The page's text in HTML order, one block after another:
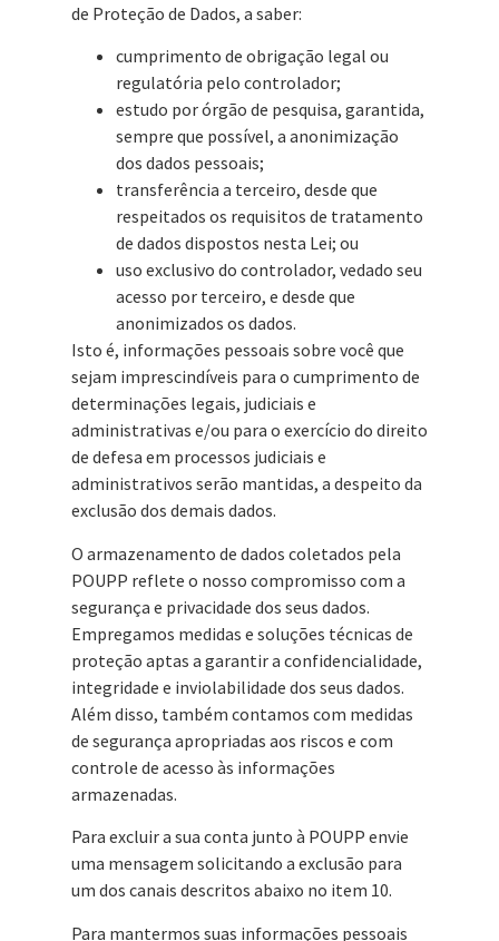
de Proteção de Dados, a saber:
cumprimento de obrigação legal ou
regulatória pelo controlador;
estudo por órgão de pesquisa, garantida,
sempre que possível, a anonimização
dos dados pessoais;
transferência a terceiro, desde que
respeitados os requisitos de tratamento
de dados dispostos nesta Lei; ou
uso exclusivo do controlador, vedado seu
acesso por terceiro, e desde que
anonimizados os dados.
Isto é, informações pessoais sobre você que
sejam imprescindíveis para o cumprimento de
determinações legais, judiciais e
administrativas e/ou para o exercício do direito
de defesa em processos judiciais e
administrativos serão mantidas, a despeito da
exclusão dos demais dados.
O armazenamento de dados coletados pela
POUPP reflete o nosso compromisso com a
segurança e privacidade dos seus dados.
Empregamos medidas e soluções técnicas de
proteção aptas a garantir a confidencialidade,
integridade e inviolabilidade dos seus dados.
Além disso, também contamos com medidas
de segurança apropriadas aos riscos e com
controle de acesso às informações
armazenadas.
Para excluir a sua conta junto à POUPP envie
uma mensagem solicitando a exclusão para
um dos canais descritos abaixo no item 10.
Para mantermos suas informações pessoais